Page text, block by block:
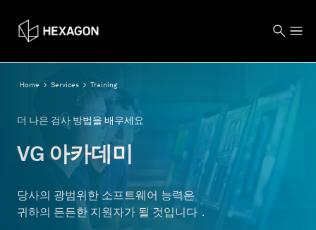
Home Services Training
더 나은 검사 방법을 배우세요
VG 아카데미
당사의 광범위한 소프트웨어 능력은
귀하의 든든한 지원자가 될 것입니다．